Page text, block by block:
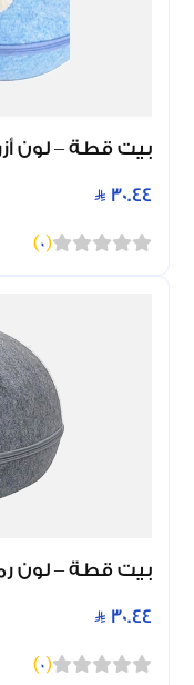
بيت قطة – لون
30.44
(
0
)
بيت قطة – لون
30.44
(
0
)